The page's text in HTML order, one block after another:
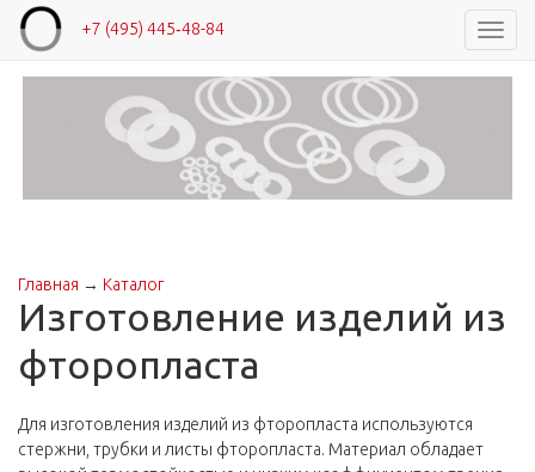
+7 (495) 445‑48-84
Вы здесь
Главная → Каталог
Изготовление изделий из
фторопласта
Для изготовления изделий из фторопласта используются
стержни, трубки и листы фторопласта. Материал обладает